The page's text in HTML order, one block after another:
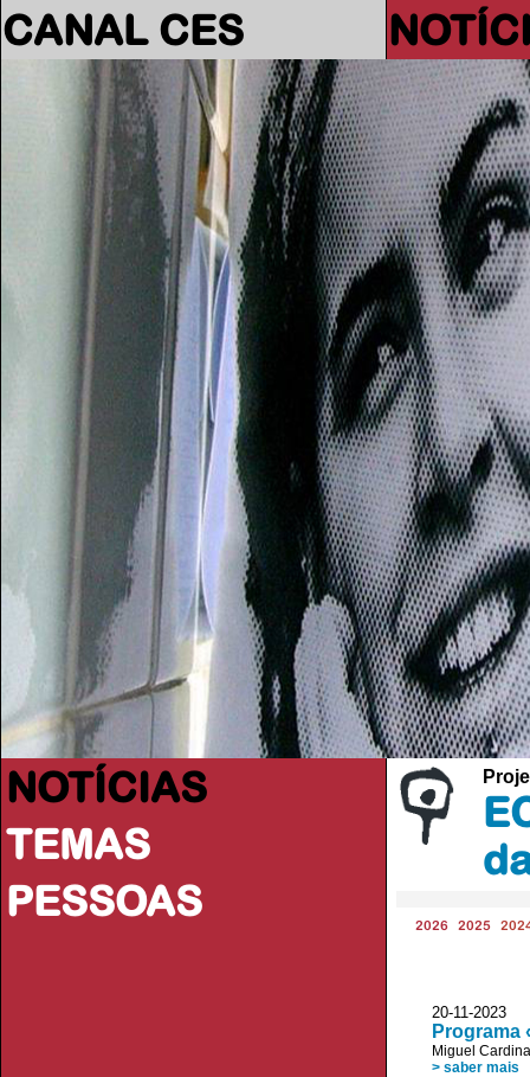
CANAL CES
NOTÍCIAS
TEMAS
PESSOAS
2026 2025
20-11-
Programa
Miguel Cardina
> saber mais